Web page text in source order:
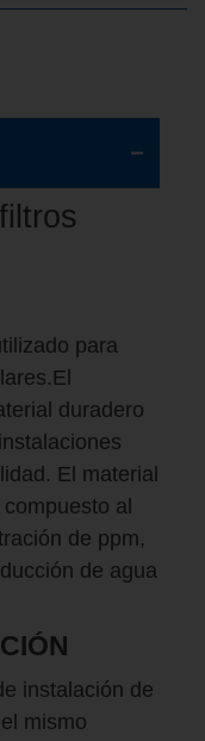
para
duradero
El material
al
de ppm,
de agua
instalación de
mismo